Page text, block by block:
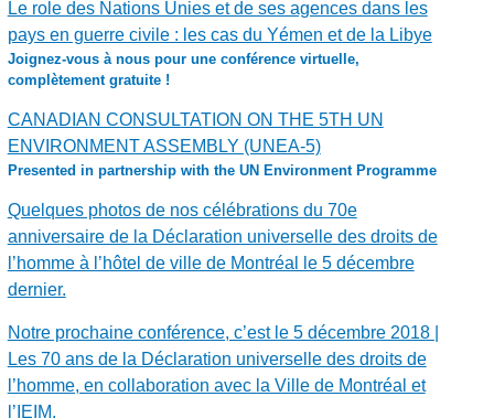
Le role des Nations Unies et de ses agences dans les
pays en guerre civile : les cas du Yémen et de la Libye
Joignez-vous à nous pour une conférence virtuelle,
complètement gratuite !
CANADIAN CONSULTATION ON THE 5TH UN
ENVIRONMENT ASSEMBLY (UNEA-5)
Presented in partnership with the UN Environment Programme
Quelques photos de nos célébrations du 70e
anniversaire de la Déclaration universelle des droits de
l’homme à l’hôtel de ville de Montréal le 5 décembre
dernier.
Notre prochaine conférence, c’est le 5 décembre 2018 |
Les 70 ans de la Déclaration universelle des droits de
l’homme, en collaboration avec la Ville de Montréal et
l’IEIM.